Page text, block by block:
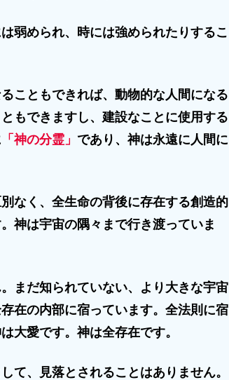
弱められ、時には強められたりするこ
こともできれば、動物的な人間になる
もできますし、建設なことに使用する
「神の分霊」 であり、神は永遠に人間に
なく、全生命の背後に存在する創造的
神は宇宙の隅々まで行き渡っていま
まだ知られていない、より大きな宇宙
在の内部に宿っています。全法則に宿
大愛です。神は全存在です。
て、見落とされることはありません。